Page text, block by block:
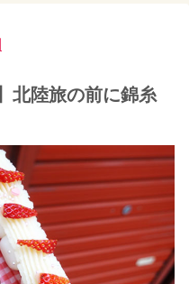
北陸旅の前に錦糸